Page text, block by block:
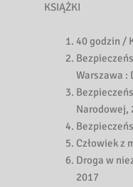
KSIĄŻKI
40 godzin /
Warszawa :
Narodowej,
Człowiek z
Droga w
2017